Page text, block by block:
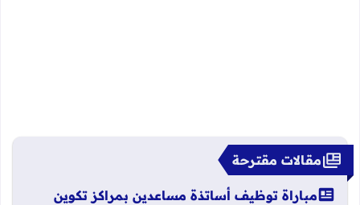
مقالات مقترحة
مباراة توظيف أساتذة مساعدين بمراكز تكوين